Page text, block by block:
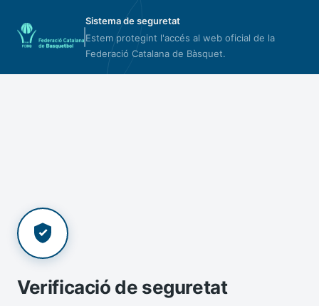
Sistema de seguretat
Estem protegint l'accés al web oficial de la
Federació Catalana de Bàsquet.
Verificació de seguretat